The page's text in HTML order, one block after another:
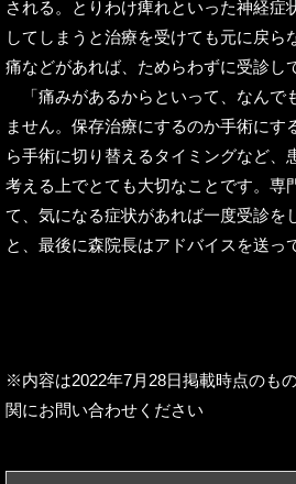
される。とりわけ痺れといった神経症
してしまうと治療を受けても元に戻ら
痛などがあれば、ためらわずに受診し
「痛みがあるからといって、なんで
ません。保存治療にするのか手術にす
ら手術に切り替えるタイミングなど、
考える上でとても大切なことです。専
て、気になる症状があれば一度受診を
と、最後に森院長はアドバイスを送っ
※内容は2022年7月28日掲載時点のも
関にお問い合わせください